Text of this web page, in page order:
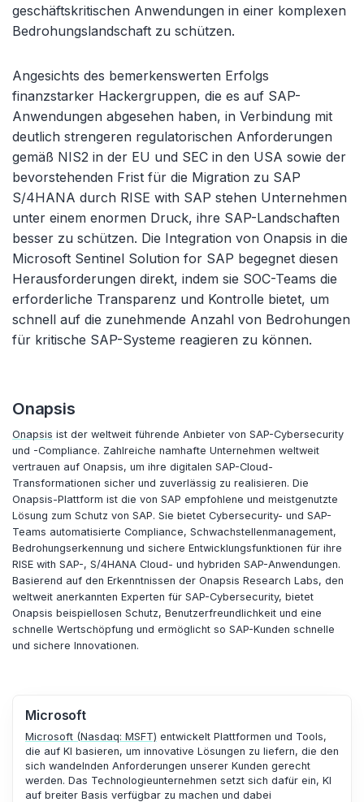
geschäftskritischen Anwendungen in einer komplexen
Bedrohungslandschaft zu schützen.
Angesichts des bemerkenswerten Erfolgs
finanzstarker Hackergruppen, die es auf SAP-
Anwendungen abgesehen haben, in Verbindung mit
deutlich strengeren regulatorischen Anforderungen
gemäß NIS2 in der EU und SEC in den USA sowie der
bevorstehenden Frist für die Migration zu SAP
S/4HANA durch RISE with SAP stehen Unternehmen
unter einem enormen Druck, ihre SAP-Landschaften
besser zu schützen. Die Integration von Onapsis in die
Microsoft Sentinel Solution for SAP begegnet diesen
Herausforderungen direkt, indem sie SOC-Teams die
erforderliche Transparenz und Kontrolle bietet, um
schnell auf die zunehmende Anzahl von Bedrohungen
für kritische SAP-Systeme reagieren zu können.
Onapsis
Onapsis ist der weltweit führende Anbieter von SAP-Cybersecurity
und -Compliance. Zahlreiche namhafte Unternehmen weltweit
vertrauen auf Onapsis, um ihre digitalen SAP-Cloud-
Transformationen sicher und zuverlässig zu realisieren. Die
Onapsis-Plattform ist die von SAP empfohlene und meistgenutzte
Lösung zum Schutz von SAP. Sie bietet Cybersecurity- und SAP-
Teams automatisierte Compliance, Schwachstellenmanagement,
Bedrohungserkennung und sichere Entwicklungsfunktionen für ihre
RISE with SAP-, S/4HANA Cloud- und hybriden SAP-Anwendungen.
Basierend auf den Erkenntnissen der Onapsis Research Labs, den
weltweit anerkannten Experten für SAP-Cybersecurity, bietet
Onapsis beispiellosen Schutz, Benutzerfreundlichkeit und eine
schnelle Wertschöpfung und ermöglicht so SAP-Kunden schnelle
und sichere Innovationen.
Microsoft
Microsoft (Nasdaq: MSFT) entwickelt Plattformen und Tools,
die auf KI basieren, um innovative Lösungen zu liefern, die den
sich wandelnden Anforderungen unserer Kunden gerecht
werden. Das Technologieunternehmen setzt sich dafür ein, KI
auf breiter Basis verfügbar zu machen und dabei